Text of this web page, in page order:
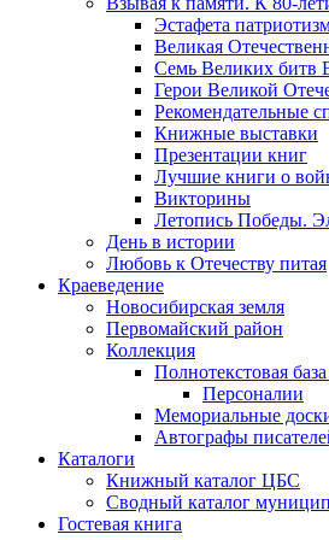
Эcтафета
Великая
Семь Великих битв
Герои Великой
Рекомендательные
Книжные выставки
Презентации книг
Лучшие книги о
Викторины
Летопись Победы.
День в истории
Любовь к Отечеству питая
Краеведение
Новосибирская земля
Первомайский район
Коллекция
Полнотекстовая
Персоналии
Мемориальные
Автографы
Каталоги
Книжный каталог ЦБС
Сводный каталог
Гостевая книга